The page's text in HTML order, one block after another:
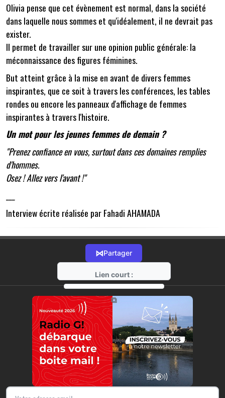
Olivia pense que cet évènement est normal, dans la société
dans laquelle nous sommes et qu'idéalement, il ne devrait pas
exister.
Il permet de travailler sur une opinion public générale: la
méconnaissance des figures féminines.
But atteint grâce à la mise en avant de divers femmes
inspirantes, que ce soit à travers les conférences, les tables
rondes ou encore les panneaux d'affichage de femmes
inspirantes à travers l'histoire.
Un mot pour les jeunes femmes de demain ?
"Prenez confiance en vous, surtout dans ces domaines remplies
d'hommes.
Osez ! Allez vers l'avant !"
Interview écrite réalisée par Fahadi AHAMADA
⋈Partager
Lien court :
https://radio-g.fr?10602
⧉